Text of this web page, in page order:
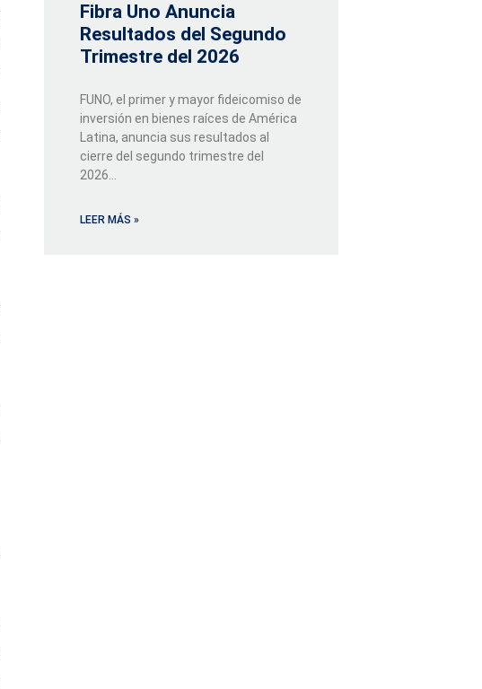
Fibra Uno Anuncia
Resultados del Segundo
Trimestre del 2026
FUNO, el primer y mayor fideicomiso de
inversión en bienes raíces de América
Latina, anuncia sus resultados al
cierre del segundo trimestre del
2026...
LEER MÁS »